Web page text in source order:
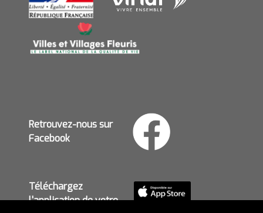
Retrouvez-nous sur
Facebook
Téléchargez
l'application de votre